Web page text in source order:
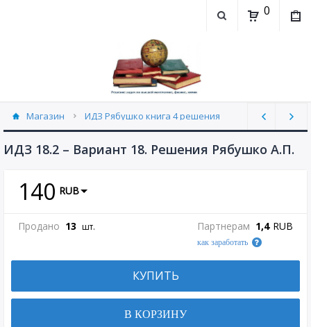
0
Магазин
ИДЗ Рябушко книга 4 решения
ИДЗ 18.2 часть 4 Рябушко (30)
ИДЗ 18.2 – Вариант 18. Решения Рябушко А.П.
140 RUB
Продано 13 шт. Партнерам 1,4 RUB
как заработать
КУПИТЬ
В КОРЗИНУ